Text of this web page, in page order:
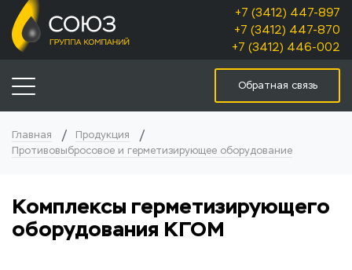
+7 (3412) 447-897
+7 (3412) 447-870
+7 (3412) 446-002
Обратная связь
Главная
Продукция
Противовыбросовое и герметизирующее оборудование
Комплексы герметизирующего
оборудования КГОМ